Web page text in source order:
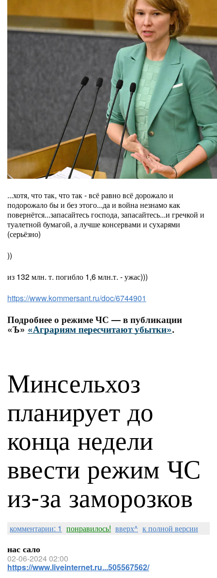
...хотя, что так, что так - всё равно всё дорожало и
подорожало бы и без этого...да и война незнамо как
повернётся...запасайтесь господа, запасайтесь...и гречкой и
туалетной бумагой, а лучше консервами и сухарями
(серьёзно)
))
из 132 млн. т. погибло 1,6 млн.т. - ужас)))
https://www.kommersant.ru/doc/6744901
Подробнее о режиме ЧС — в публикации
«Ъ»«Аграриям пересчитают убытки».
Минсельхоз
планирует до
конца недели
ввести режим ЧС
из-за заморозков
комментарии: 1 понравилось! вверх^ к полной версии
нас сало
02-06-2024 02:00
https://www.liveinternet.ru...505567562/